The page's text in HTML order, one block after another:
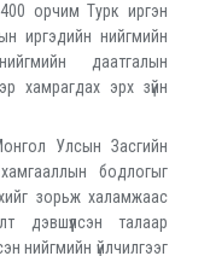
орчим Турк иргэн
иргэдийн нийгмийн
даатгалын
хамрагдах эрх зүйн
Улсын Засгийн
бодлогыг
зорьж халамжаас
дэвшүүлсэн талаар
нийгмийн үйлчилгээг